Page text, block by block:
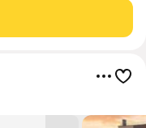
на 49 квартир,